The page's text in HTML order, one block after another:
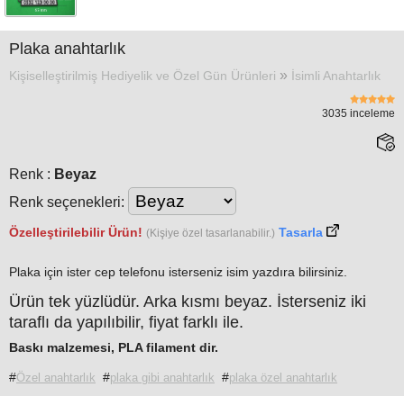
»
Blog
»
Plaka anahtarlık
Kişiselleştirilmiş Hediyelik ve Özel Gün Ürünleri » İsimli Anahtarlık
3035 inceleme
Renk : Beyaz
Renk seçenekleri:
Özelleştirilebilir Ürün! (Kişiye özel tasarlanabilir.) Tasarla
Plaka için ister cep telefonu isterseniz isim yazdıra bilirsiniz.
Ürün tek yüzlüdür. Arka kısmı beyaz. İsterseniz iki
taraflı da yapılıbilir, fiyat farklı ile.
Baskı malzemesi, PLAfilament dir.
#Özel anahtarlık #plaka gibi anahtarlık #plaka özel anahtarlık